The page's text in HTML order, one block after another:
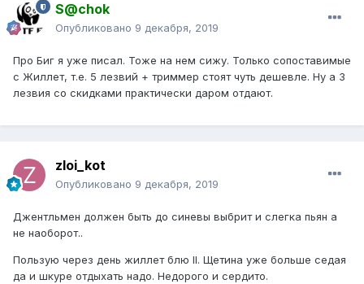
S@chok
Опубликовано 9 декабря, 2019
Про Биг я уже писал. Тоже на нем сижу. Только сопоставимые
с Жиллет, т.е. 5 лезвий + триммер стоят чуть дешевле. Ну а 3
лезвия со скидками практически даром отдают.
zloi_kot
Опубликовано 9 декабря, 2019
Джентльмен должен быть до синевы выбрит и слегка пьян а
не наоборот..
Пользую через день жиллет блю II. Щетина уже больше седая
да и шкуре отдыхать надо. Недорого и сердито.